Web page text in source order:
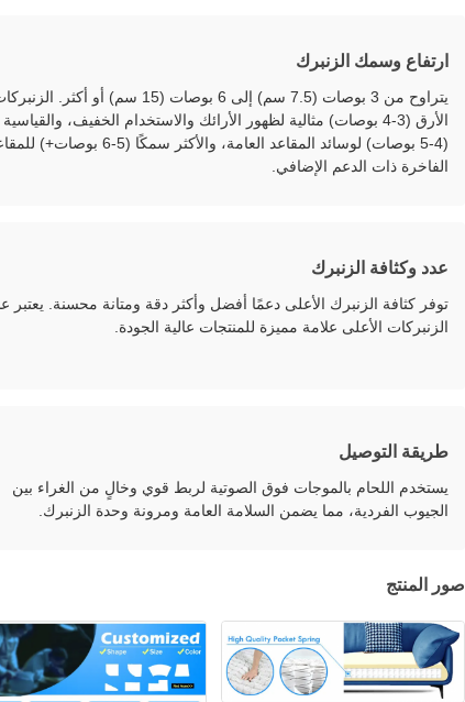
ارتفاع وسمك الزنبرك
يتراوح من 3 بوصات (7.5 سم) إلى 6 بوصات (15 سم) أو أكثر.
الأرق (3-4 بوصات) مثالية لظهور الأرائك والاستخدام الخفيف، والقياسية
(4-5 بوصات) لوسائد المقاعد العامة، والأكثر سمكًا (5-6 بوصات+)
الفاخرة ذات الدعم الإضافي.
عدد وكثافة الزنبرك
توفر كثافة الزنبرك الأعلى دعمًا أفضل وأكثر دقة ومتانة محسنة. يعتبر
الزنبركات الأعلى علامة مميزة للمنتجات عالية الجودة.
طريقة التوصيل
يستخدم اللحام بالموجات فوق الصوتية لربط قوي وخالٍ من الغراء بين
الجيوب الفردية، مما يضمن السلامة العامة ومرونة وحدة الزنبرك.
صور المنتج